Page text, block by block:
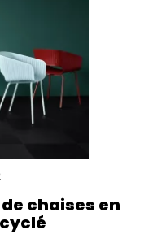
chaises en